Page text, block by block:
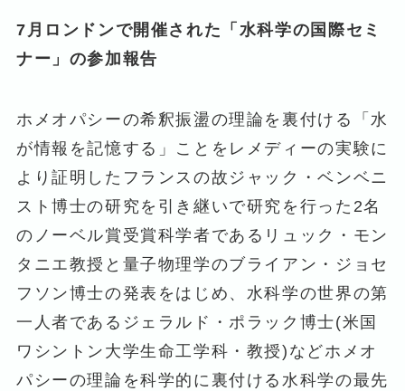
7月ロンドンで開催された「水科学の国際セミ
ナー」の参加報告
ホメオパシーの希釈振盪の理論を裏付ける「水
が情報を記憶する」ことをレメディーの実験に
より証明したフランスの故ジャック・ベンベニ
スト博士の研究を引き継いで研究を行った2名
のノーベル賞受賞科学者であるリュック・モン
タニエ教授と量子物理学のブライアン・ジョセ
フソン博士の発表をはじめ、水科学の世界の第
一人者であるジェラルド・ポラック博士(米国
ワシントン大学生命工学科・教授)などホメオ
パシーの理論を科学的に裏付ける水科学の最先